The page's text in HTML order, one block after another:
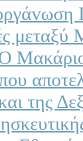
μεταξύ
της